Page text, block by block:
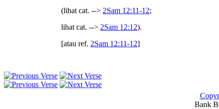
(lihat cat. --> 2Sam 12:11-12;
lihat cat. --> 2Sam 12:12).
[atau ref. 2Sam 12:11-12]
Bank